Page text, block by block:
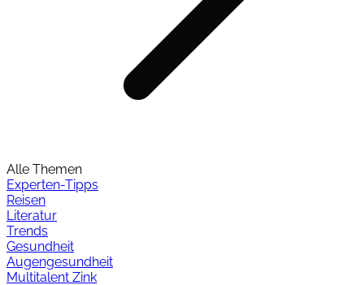
Alle Themen
Experten-Tipps
Reisen
Literatur
Trends
Gesundheit
Augengesundheit
Multitalent Zink